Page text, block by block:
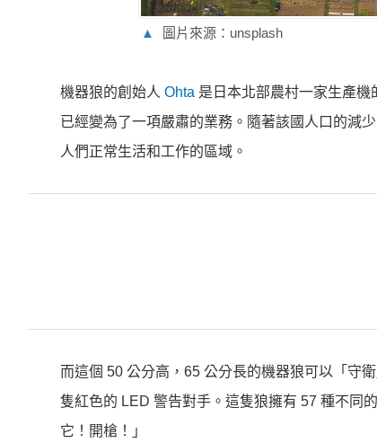
▲ 圖片來源：unsplash
機器狼的創始人 Ohta 是日本北部農村一家生產
已經變為了一項嚴肅的業務。隨著該國人口的減
人們正常生活和工作的區域。
而這個 50 公分高，65 公分長的機器狼可以「守
隻紅色的 LED 警告對手。這隻狼擁有 57 種不同
它！開槍！」